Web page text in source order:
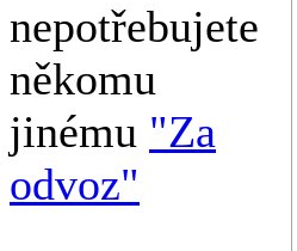
nepotřebujete
někomu
jinému "Za
odvoz"